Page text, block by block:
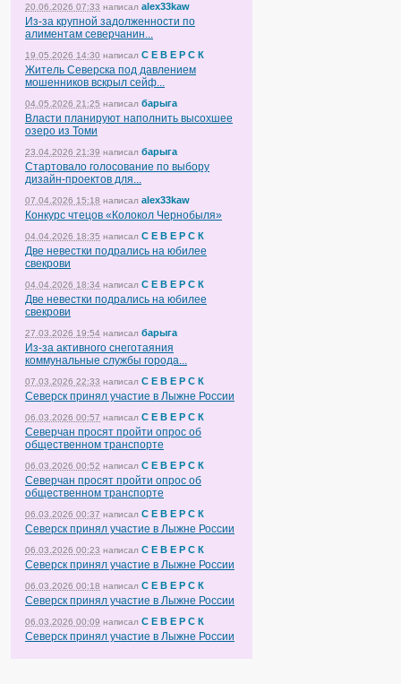
20.06.2026 07:33 написал alex33kaw
Из-за крупной задолженности по
алиментам северчанин...
19.05.2026 14:30 написал С Е В Е Р С К
Житель Северска под давлением
мошенников вскрыл сейф...
04.05.2026 21:25 написал барыга
Власти планируют наполнить высохшее
озеро из Томи
23.04.2026 21:39 написал барыга
Стартовало голосование по выбору
дизайн-проектов для...
07.04.2026 15:18 написал alex33kaw
Конкурс чтецов «Колокол Чернобыля»
04.04.2026 18:35 написал С Е В Е Р С К
Две невестки подрались на юбилее
свекрови
04.04.2026 18:34 написал С Е В Е Р С К
Две невестки подрались на юбилее
свекрови
27.03.2026 19:54 написал барыга
Из-за активного снеготаяния
коммунальные службы города...
07.03.2026 22:33 написал С Е В Е Р С К
Северск принял участие в Лыжне России
06.03.2026 00:57 написал С Е В Е Р С К
Северчан просят пройти опрос об
общественном транспорте
06.03.2026 00:52 написал С Е В Е Р С К
Северчан просят пройти опрос об
общественном транспорте
06.03.2026 00:37 написал С Е В Е Р С К
Северск принял участие в Лыжне России
06.03.2026 00:23 написал С Е В Е Р С К
Северск принял участие в Лыжне России
06.03.2026 00:18 написал С Е В Е Р С К
Северск принял участие в Лыжне России
06.03.2026 00:09 написал С Е В Е Р С К
Северск принял участие в Лыжне России